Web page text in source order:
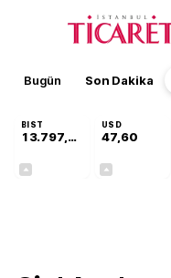
Bugün Son Dakika
BIST
13.797,21
USD
47,60